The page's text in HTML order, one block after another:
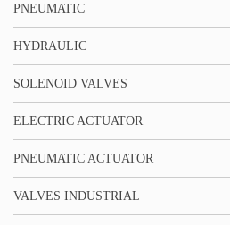
PNEUMATIC
HYDRAULIC
SOLENOID VALVES
ELECTRIC ACTUATOR
PNEUMATIC ACTUATOR
VALVES INDUSTRIAL